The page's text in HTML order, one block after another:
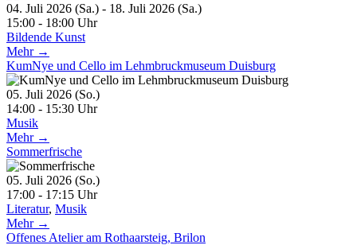
04. Juli 2026 (Sa.) - 18. Juli 2026 (Sa.)
15:00 - 18:00 Uhr
Bildende Kunst
Mehr →
KumNye und Cello im Lehmbruckmuseum Duisburg
05. Juli 2026 (So.)
14:00 - 15:30 Uhr
Musik
Mehr →
Sommerfrische
05. Juli 2026 (So.)
17:00 - 17:15 Uhr
Literatur, Musik
Mehr →
Offenes Atelier am Rothaarsteig, Brilon